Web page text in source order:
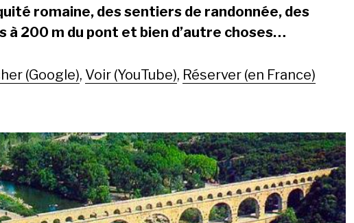
romaine, des sentiers de randonnée, des
à 200 m du pont et bien d’autre choses…
(Google), Voir (YouTube), Réserver (en France)